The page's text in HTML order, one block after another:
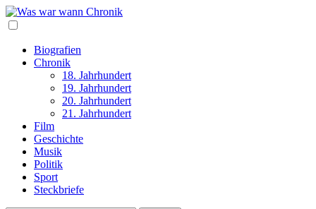
Biografien
Chronik
18. Jahrhundert
19. Jahrhundert
20. Jahrhundert
21. Jahrhundert
Film
Geschichte
Musik
Politik
Sport
Steckbriefe